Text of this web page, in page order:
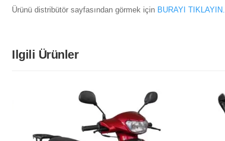
Ürünü distribütör sayfasından görmek için BURAYI TIKLAYIN.
Ilgili Ürünler